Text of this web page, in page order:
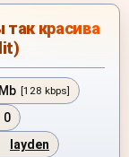
красива
[128 kbps]
0
layden